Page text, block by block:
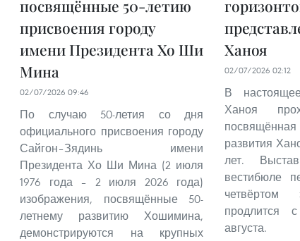
посвящённые 50-летию
присвоения городу
имени Президента Хо Ши
Мина
02/07/2026 09:46
По случаю 50-летия со дня
официального присвоения городу
Сайгон–Зядинь имени
Президента Хо Ши Мина (2 июля
1976 года – 2 июля 2026 года)
изображения, посвящённые 50-
летнему развитию Хошимина,
демонстрируются на крупных
Ханоя
02/07/2026 02:12
В
Ханоя
посвящённая
развития
лет.
вестибюле
августа.